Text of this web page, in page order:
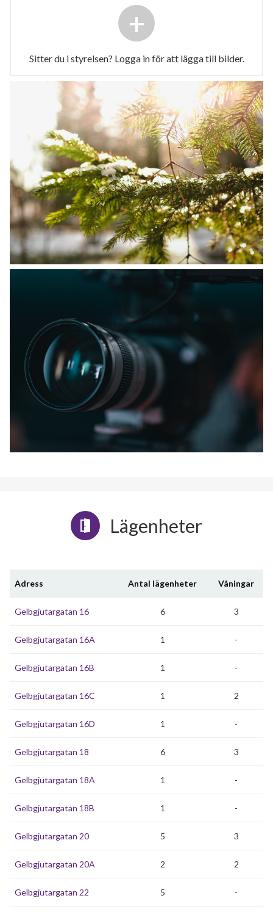
+
Sitter du i styrelsen? Logga in för att lägga till bilder.
Lägenheter
Adress Antal lägenheter Våningar
Gelbgjutargatan 16 6 3
Gelbgjutargatan 16A 1 -
Gelbgjutargatan 16B 1 -
Gelbgjutargatan 16C 1 2
Gelbgjutargatan 16D 1 -
Gelbgjutargatan 18 6 3
Gelbgjutargatan 18A 1 -
Gelbgjutargatan 18B 1 -
Gelbgjutargatan 20 5 3
Gelbgjutargatan 20A 2 2
Gelbgjutargatan 22 5 -